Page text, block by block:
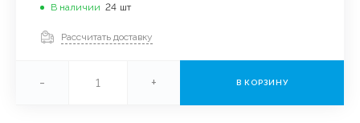
В наличии 24 шт
Рассчитать доставку
- + В КОРЗИНУ